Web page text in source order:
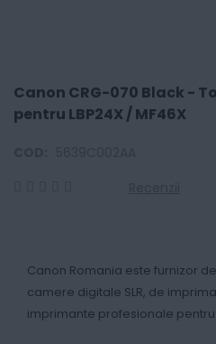
Canon CRG-070 Black -
pentru LBP24X / MF46X
Canon Romania este furnizor
camere digitale SLR, de
imprimante profesionale